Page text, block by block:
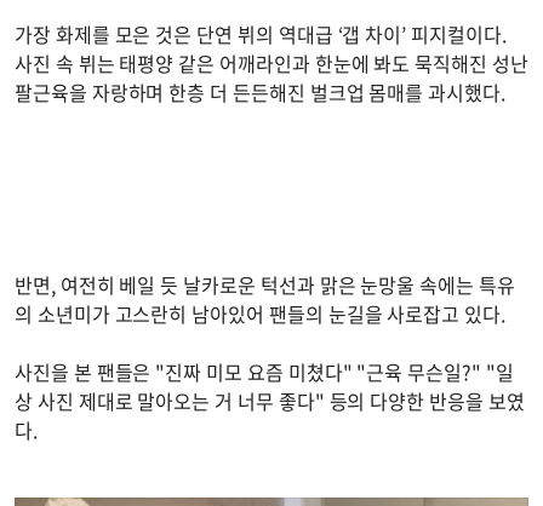
가장 화제를 모은 것은 단연 뷔의 역대급 ‘갭 차이’ 피지컬이다.
사진 속 뷔는 태평양 같은 어깨라인과 한눈에 봐도 묵직해진 성난
팔근육을 자랑하며 한층 더 든든해진 벌크업 몸매를 과시했다.
반면, 여전히 베일 듯 날카로운 턱선과 맑은 눈망울 속에는 특유
의 소년미가 고스란히 남아있어 팬들의 눈길을 사로잡고 있다.
사진을 본 팬들은 "진짜 미모 요즘 미쳤다" "근육 무슨일?" "일
상 사진 제대로 말아오는 거 너무 좋다" 등의 다양한 반응을 보였
다.